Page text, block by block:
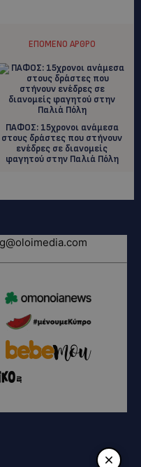
ΕΠΌΜΕΝΟ ΆΡΘΡΟ
ΠΑΦΟΣ: 15χρονοι ανάμεσα
στους δράστες που στήνουν
ενέδρες σε διανομείς
φαγητού στην Παλιά Πόλη